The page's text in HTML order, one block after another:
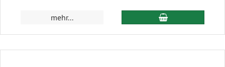
mehr... In den